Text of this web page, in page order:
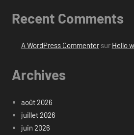
Recent Comments
A WordPress Commentersur Hello
Archives
août 2026
juillet 2026
juin 2026